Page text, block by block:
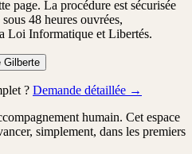
page. La procédure est sécurisée
sous 48 heures ouvrées,
Loi Informatique et Libertés.
Gilberte
? Demande détaillée →
humain. Cet espace
simplement, dans les premiers